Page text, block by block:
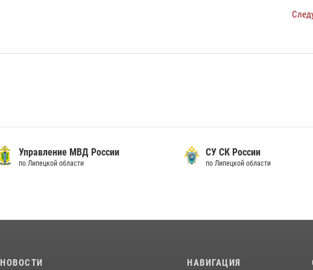
Управление МВД России
по Липецкой области
СУ СК России
по Липецкой области
НОВОСТИ НАВИГАЦИЯ